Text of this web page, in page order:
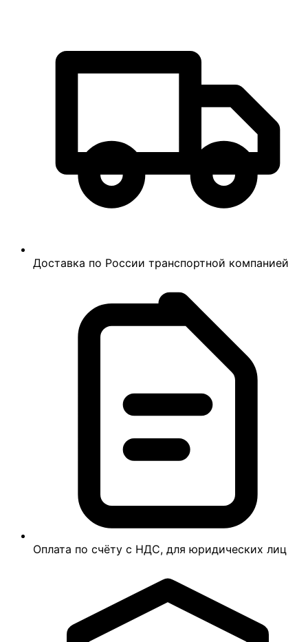
Доставка по России транспортной компанией
Оплата по счёту с НДС, для юридических лиц